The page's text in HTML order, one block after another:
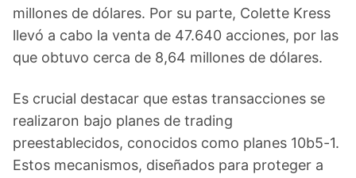
millones de dólares. Por su parte, Colette Kress
llevó a cabo la venta de 47.640 acciones, por las
que obtuvo cerca de 8,64 millones de dólares.
Es crucial destacar que estas transacciones se
realizaron bajo planes de trading
preestablecidos, conocidos como planes 10b5-1.
Estos mecanismos, diseñados para proteger a